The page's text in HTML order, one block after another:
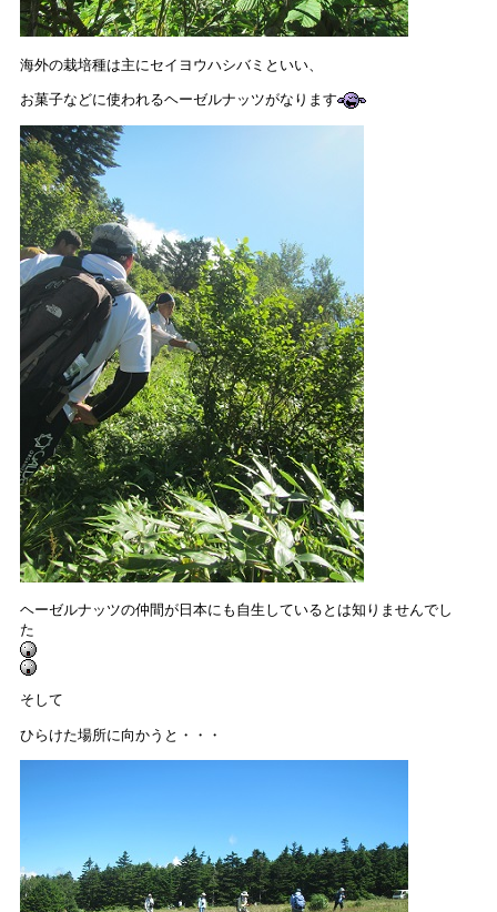
海外の栽培種は主にセイヨウハシバミといい、
お菓子などに使われるヘーゼルナッツがなります
ヘーゼルナッツの仲間が日本にも自生しているとは知りませんでし
た
そして
ひらけた場所に向かうと・・・